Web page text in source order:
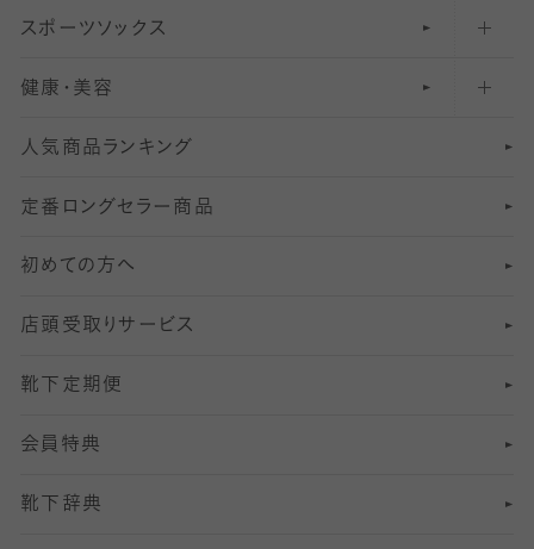
ハイソックス
オーバーニー・ニーハイソックス
81 〜110デニールタイツ
111〜210デニールタイツ
211デニールタイツ以上（防寒・厚手タイツ）
マタニティレギンス
5 分丈
6 分丈レギンス
7 分丈 レギンス
8分丈 レギンス
10分丈 レギンス
12分丈レギンス
13分丈レギンス
結婚式用ストッキング
美脚ストッキング
オールスルーストッキング
匠シリーズ
フレッシャーズ向けソックス・靴下
冠婚葬祭向けソックス・靴下
スーツカジュアルソックス・靴下
ロングホーズ
スポーツソックス
ランニングソックス・靴下
ゴルフソックス・靴下
サッカー・フットサル用ソックス
ヨガソックス・靴下
スポーツ用レッグウォーマー
SSサイズ（21～23cm）
Sサイズ（22～25cm）
Mサイズ（25～27cm）
健康・美容
インナーソックス
加圧・着圧ソックス
冷えとり靴下
着圧・加圧タイツ
むくみ対策
足の疲れ対策
足の臭い対策
人気商品ランキング
定番ロングセラー商品
初めての方へ
店頭受取りサービス
靴下定期便
会員特典
靴下辞典